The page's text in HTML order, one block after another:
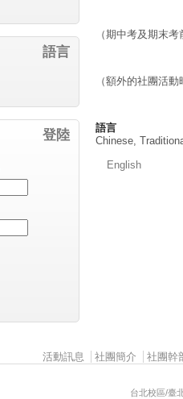
（期中考及期末
（額外的社團活動
語言
Chinese,
English
語言
登陸
活動訊息 社團簡介 社團幹
台北校區/臺